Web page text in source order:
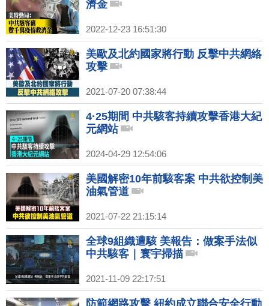
濟金
2022-12-23 16:51:30
美歐及北約國家將行動 反擊中共網絡
攻擊
2021-07-20 07:38:44
4·25期間 中共駭客持續攻擊香港大紀
元網站
2024-04-29 12:54:06
美國解密10年前駭客案 中共欲控制美
油氣管道
2021-07-22 21:15:14
全球9組織遭駭 美報告：做案手法似
中共駭客｜寰宇掃描
2021-11-09 22:17:51